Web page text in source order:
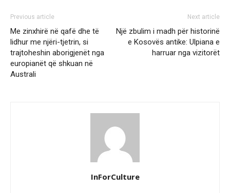
Previous article
Me zinxhirë në qafë dhe të
lidhur me njëri-tjetrin, si
trajtoheshin aborigjenët nga
europianët që shkuan në
Australi
Next article
Një zbulim i madh për historinë
e Kosovës antike: Ulpiana e
harruar nga vizitorët
InForCulture